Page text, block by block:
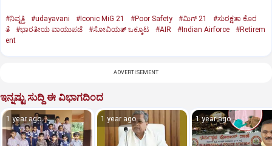
#ನಿವೃತ್ತಿ #udayavani #Iconic MiG 21 #Poor Safety #ಮಿಗ್‌ 21
#ಸುರಕ್ಷತಾ ಕೊರ
ತೆ
#ಭಾರತೀಯ ವಾಯುಪಡೆ #ಸೋವಿಯತ್‌ ಒಕ್ಕೂಟ #AIR #Indian Airforce
#Retirem
ent
ADVERTISEMENT
ಇನ್ನಷ್ಟು ಸುದ್ದಿ ಈ ವಿಭಾಗದಿಂದ
1 year ago 1 year ago 1 year ago